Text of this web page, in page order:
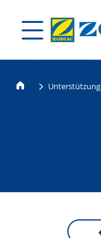
Unterstützung